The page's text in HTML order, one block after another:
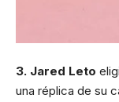
3. Jared Leto
una réplica de su